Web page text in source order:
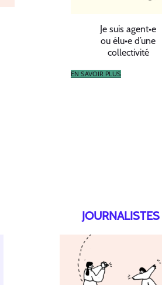
Je suis agent•e
ou élu•e d’une
collectivité
EN SAVOIR PLUS
JOURNALISTES